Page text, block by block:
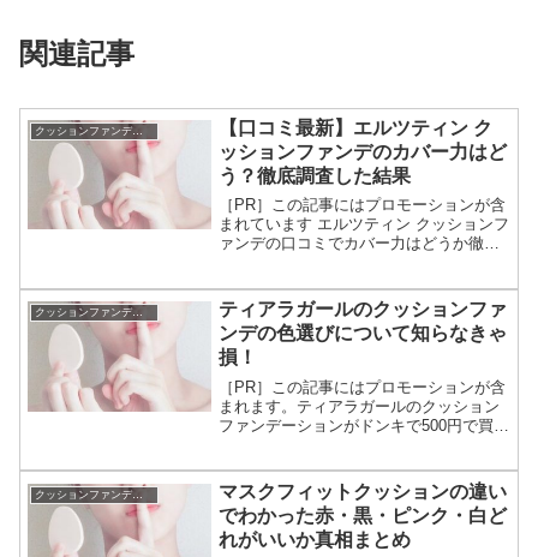
関連記事
クッションファンデーション
【口コミ最新】エルツティン ク
ッションファンデのカバー力はど
う？徹底調査した結果
［PR］この記事にはプロモーションが含
まれています エルツティン クッションフ
ァンデの口コミでカバー力はどうか徹底
ゼロフィットクッション シルククッショ
ン ヒ...
クッションファンデーション
ティアラガールのクッションファ
ンデの色選びについて知らなきゃ
損！
［PR］この記事にはプロモーションが含
まれます。ティアラガールのクッション
ファンデーションがドンキで500円で買え
ン。1個500円は激安だけど色が合わなか
ったら損。購入前...
マスクフィットクッションの違い
でわかった赤・黒・ピンク・白ど
れがいいか真相まとめ